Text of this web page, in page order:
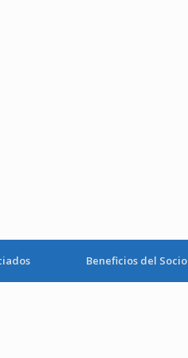
Beneficios del Socio